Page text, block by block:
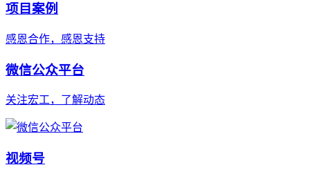
项目案例
感恩合作，感恩支持
微信公众平台
关注宏工，了解动态
视频号